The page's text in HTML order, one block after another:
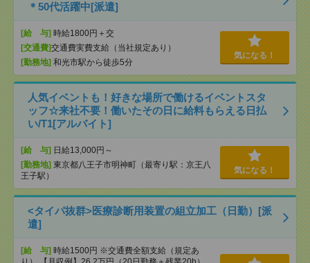
＊50代活躍中[派遣]
[給 与] 時給1800円＋交
[交通費]交通費実費支給（当社規定あり）
[勤務地] 和光市駅から徒歩5分
気になる！
人気イベントも！好きな場所で働けるイベントスタ
ッフ☆来社不要！働いたその日に給料もらえる日払
い/T1[アルバイト]
[給 与] 日給13,000円～
[勤務地] 東京都八王子市明神町（最寄り駅：京王八
王子駅）
気になる！
<タイパ抜群>医療診断用装置の組立加工（日勤）[派
遣]
[給 与] 時給1500円 ※交通費全額支給（規定あ